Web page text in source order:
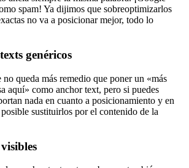
spam! Ya dijimos que sobreoptimizarlos
no va a posicionar mejor, todo lo
genéricos
queda más remedio que poner un «más
aquí» como anchor text, pero si puedes
nada en cuanto a posicionamiento y en
posible sustituirlos por el contenido de la